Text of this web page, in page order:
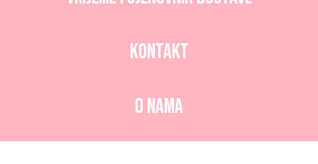
Kontakt
O nama